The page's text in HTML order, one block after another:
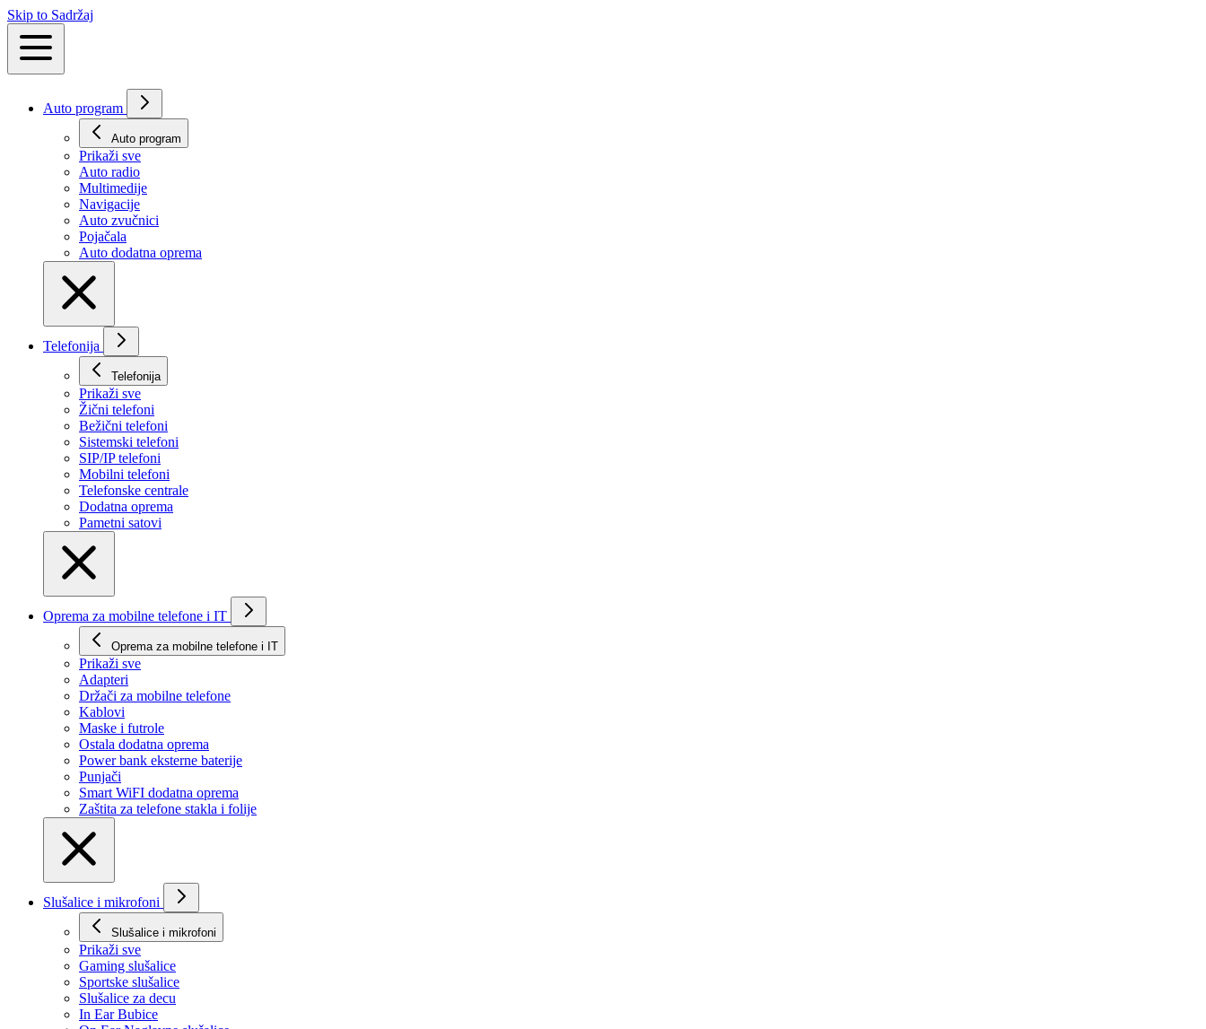
Skip to Sadržaj
Auto program
Auto program
Prikaži svе
Auto radio
Multimedije
Navigacije
Auto zvučnici
Pojačala
Auto dodatna oprema
Telefonija
Telefonija
Prikaži svе
Žični telefoni
Bežični telefoni
Sistemski telefoni
SIP/IP telefoni
Mobilni telefoni
Telefonske centrale
Dodatna oprema
Pametni satovi
Oprema za mobilne telefone i IT
Oprema za mobilne telefone i IT
Prikaži svе
Adapteri
Držači za mobilne telefone
Kablovi
Maske i futrole
Ostala dodatna oprema
Power bank eksterne baterije
Punjači
Smart WiFI dodatna oprema
Zaštita za telefone stakla i folije
Slušalice i mikrofoni
Slušalice i mikrofoni
Prikaži svе
Gaming slušalice
Sportske slušalice
Slušalice za decu
In Ear Bubice